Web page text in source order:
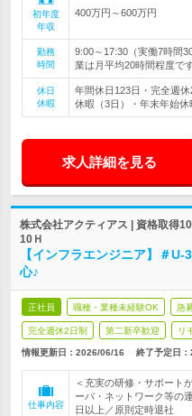
初年度
年収
400万円～600万円
勤務
時間
9:00～17:30（実働7時間
業は月平均20時間程度です
休日
休暇
年間休日123日・完全週
休暇（3日）・年末年始休
求人詳細を見る
株式会社アクティアス | 資格取得
10Ｈ
【インフラエンジニア】＃
心♪
正社員 職種・業種未経験OK 急
完全週休2日制 第二新卒歓迎 リ
情報更新日：2026/06/16 終了予定日：
仕事内容
＜充実の研修・サポート
ーバ・ネットワーク等の
日以上／原則定時退社